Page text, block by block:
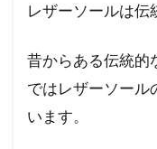
レザーソールは伝
昔からある伝統的
ではレザーソール
います。